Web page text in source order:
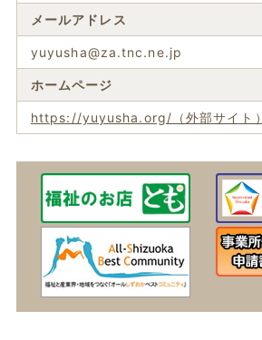
メールアドレス
yuyusha@za.tnc.ne.jp
ホームページ
https://yuyusha.org/（外部サイト）